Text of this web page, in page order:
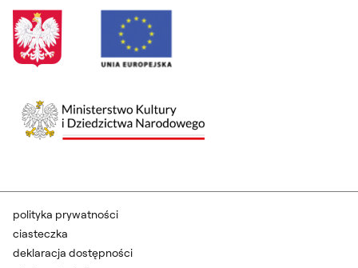
polityka prywatności
ciasteczka
deklaracja dostępności